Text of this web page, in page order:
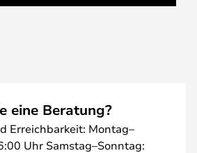
eine Beratung?
Erreichbarkeit: Montag–
Uhr Samstag–Sonntag: